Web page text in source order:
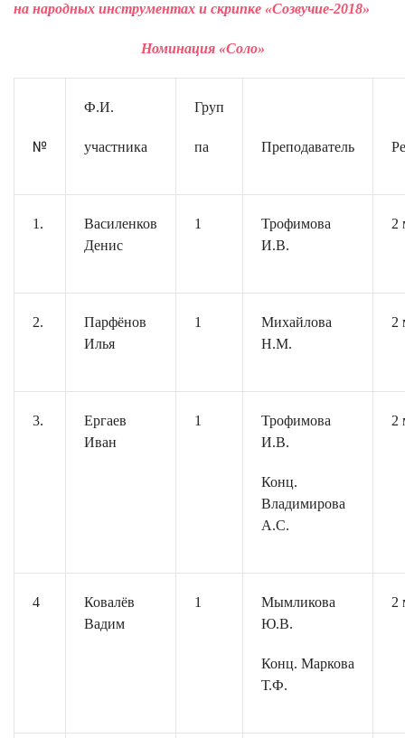
на народных инструментах и скрипке «Cозвучие-2018»
Номинация «Соло»
№
Ф.И.
участника
Груп
па Преподаватель
1.
Василенков
Денис
1
Трофимова
И.В.
2
2.
Парфёнов
Илья
1
Михайлова
Н.М.
2
3.
Ергаев
Иван
1
Трофимова
И.В.
Конц.
Владимирова
А.С.
2
4
Ковалёв
Вадим
1
Мымликова
Ю.В.
Конц. Маркова
Т.Ф.
2